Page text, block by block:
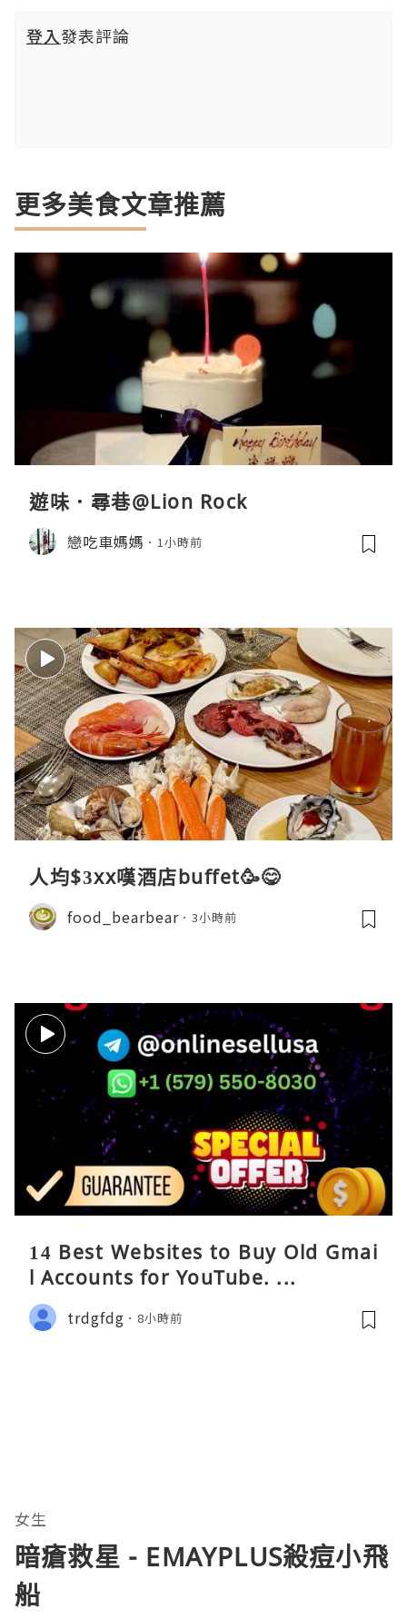
登入發表評論
更多美食文章推薦
遊味．尋巷@Lion Rock
戀吃車媽媽 1小時前
人均$3xx嘆酒店buffet🥳😋
food_bearbear 3小時前
14 Best Websites to Buy Old Gmai
l Accounts for YouTube. ...
trdgfdg 8小時前
女生
暗瘡救星 - EMAYPLUS殺痘⼩⾶
船